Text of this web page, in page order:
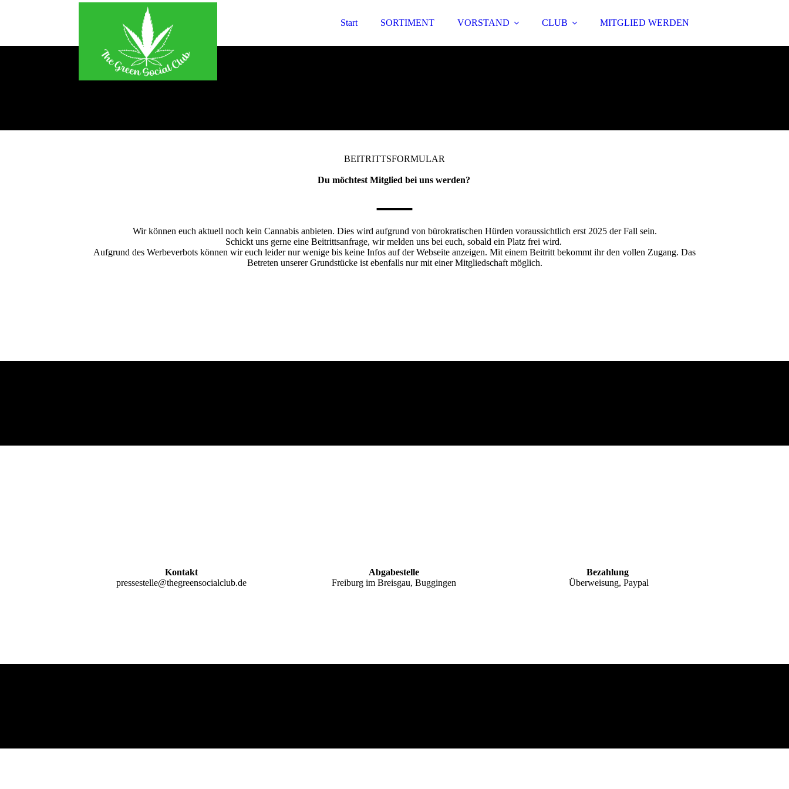
Start SORTIMENT VORSTAND CLUB MITGLIED WERDEN
BEITRITTSFORMULAR
Du möchtest Mitglied bei uns werden?
—
Wir können euch aktuell noch kein Cannabis anbieten. Dies wird aufgrund von bürokratischen Hürden voraussichtlich erst 2025 der Fall sein.
Schickt uns gerne eine Beitrittsanfrage, wir melden uns bei euch, sobald ein Platz frei wird.
Aufgrund des Werbeverbots können wir euch leider nur wenige bis keine Infos auf der Webseite anzeigen. Mit einem Beitritt bekommt ihr den vollen Zugang. Das
Betreten unserer Grundstücke ist ebenfalls nur mit einer Mitgliedschaft möglich.
Kontakt
pressestelle@thegreensocialclub.de
Abgabestelle
Freiburg im Breisgau, Buggingen
Bezahlung
Überweisung, Paypal